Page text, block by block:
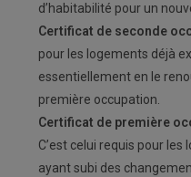
d’habitabilité pour un
Certificat de seconde
pour les logements déjà
essentiellement en le
première occupation.
Certificat de première
C’est celui requis pour
ayant subi des